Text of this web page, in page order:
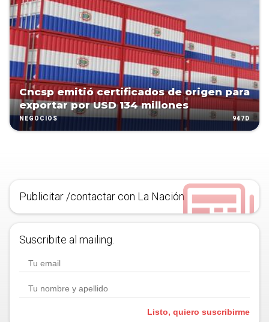
Cncsp emitió certificados de origen para
exportar por USD 134 millones
NEGOCIOS 947D
Publicitar /contactar con La Nación
Suscribite al mailing.
Listo, quiero suscribirme